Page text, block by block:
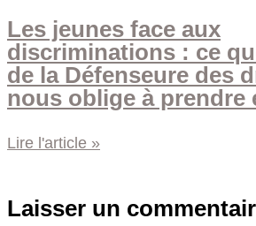
Les jeunes face aux
discriminations : ce
de la Défenseure des
nous oblige à prendre
Lire l'article »
Laisser un